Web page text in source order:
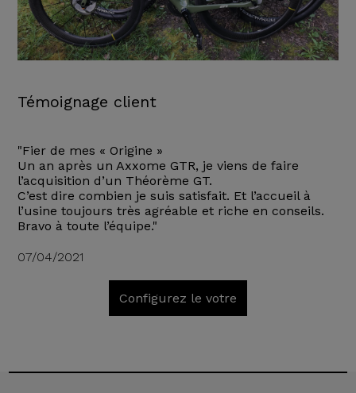
Témoignage client
"Fier de mes « Origine »
Un an après un Axxome GTR, je viens de faire
l’acquisition d’un Théorème GT.
C’est dire combien je suis satisfait. Et l’accueil à
l’usine toujours très agréable et riche en conseils.
Bravo à toute l’équipe."
07/04/2021
Configurez le votre